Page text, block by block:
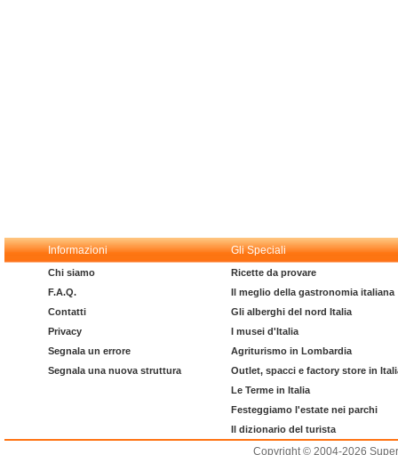
Informazioni Gli Speciali
Chi siamo
F.A.Q.
Contatti
Privacy
Segnala un errore
Segnala una nuova struttura
Ricette da provare
Il meglio della gastronomia italiana
Gli alberghi del nord Italia
I musei d'Italia
Agriturismo in Lombardia
Outlet, spacci e factory store in
Le Terme in Italia
Festeggiamo l'estate nei parchi
Il dizionario del turista
Copyright © 2004-2026